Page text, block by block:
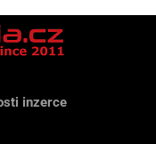
inzerce